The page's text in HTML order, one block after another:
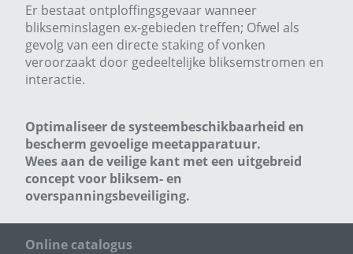
Er bestaat ontploffingsgevaar wanneer
blikseminslagen ex-gebieden treffen; Ofwel als
gevolg van een directe staking of vonken
veroorzaakt door gedeeltelijke bliksemstromen en
interactie.
Optimaliseer de systeembeschikbaarheid en
bescherm gevoelige meetapparatuur.
Wees aan de veilige kant met een uitgebreid
concept voor bliksem- en
overspanningsbeveiliging.
Online catalogus